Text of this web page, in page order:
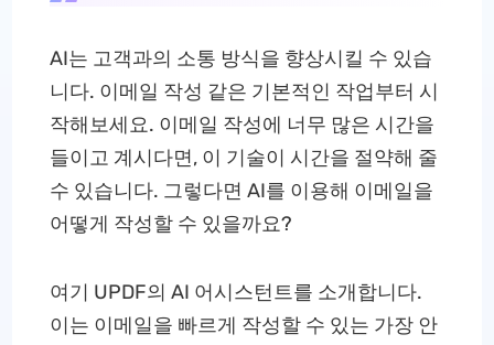
AI는 고객과의 소통 방식을 향상시킬 수 있습
니다. 이메일 작성 같은 기본적인 작업부터 시
작해보세요. 이메일 작성에 너무 많은 시간을
들이고 계시다면, 이 기술이 시간을 절약해 줄
수 있습니다. 그렇다면 AI를 이용해 이메일을
어떻게 작성할 수 있을까요?
여기 UPDF의 AI 어시스턴트를 소개합니다.
이는 이메일을 빠르게 작성할 수 있는 가장 안